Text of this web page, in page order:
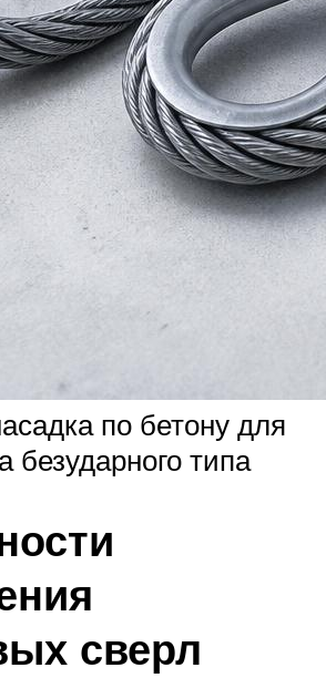
по бетону для
безударного типа
сверл